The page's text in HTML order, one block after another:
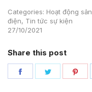
Categories: Hoạt động
điện, Tin tức sự kiện
27/10/2021
Share this post
Share
Share